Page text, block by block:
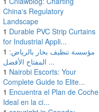
China's Regulatory
Landscape
1 Durable PVC Strip Curtains
for Industrial Appli...
1 مؤسسة تنظيف بخار بالرياض:
المفتاح الأفضل ...
1 Nairobi Escorts: Your
Complete Guide to Elite...
1 Encuentra el Plan de Coche
Ideal en la ci...